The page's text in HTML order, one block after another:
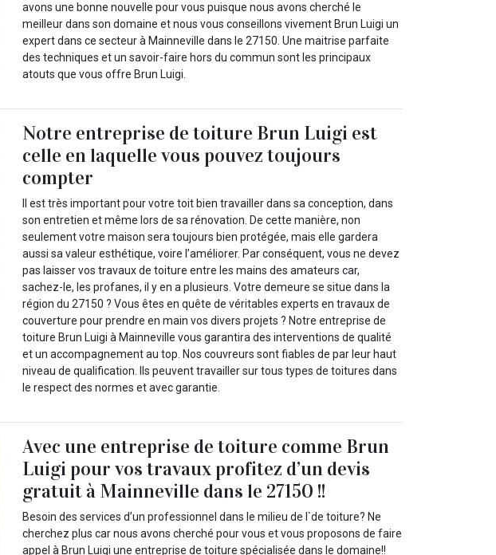
avons une bonne nouvelle pour vous puisque nous avons cherché le
meilleur dans son domaine et nous vous conseillons vivement Brun Luigi un
expert dans ce secteur à Mainneville dans le 27150. Une maitrise parfaite
des techniques et un savoir-faire hors du commun sont les principaux
atouts que vous offre Brun Luigi.
Notre entreprise de toiture Brun Luigi est
celle en laquelle vous pouvez toujours
compter
Il est très important pour votre toit bien travailler dans sa conception, dans
son entretien et même lors de sa rénovation. De cette manière, non
seulement votre maison sera toujours bien protégée, mais elle gardera
aussi sa valeur esthétique, voire l’améliorer. Par conséquent, vous ne devez
pas laisser vos travaux de toiture entre les mains des amateurs car,
sachez-le, les profanes, il y en a plusieurs. Votre demeure se situe dans la
région du 27150 ? Vous êtes en quête de véritables experts en travaux de
couverture pour prendre en main vos divers projets ? Notre entreprise de
toiture Brun Luigi à Mainneville vous garantira des interventions de qualité
et un accompagnement au top. Nos couvreurs sont fiables de par leur haut
niveau de qualification. Ils peuvent travailler sur tous types de toitures dans
le respect des normes et avec garantie.
Avec une entreprise de toiture comme Brun
Luigi pour vos travaux profitez d’un devis
gratuit à Mainneville dans le 27150 !!
Besoin des services d’un professionnel dans le milieu de l`de toiture? Ne
cherchez plus car nous avons cherché pour vous et vous proposons de faire
appel à Brun Luigi une entreprise de toiture spécialisée dans le domaine!!